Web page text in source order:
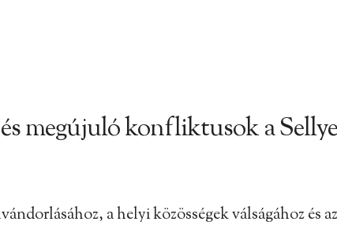
megújuló konfliktusok a
a helyi közösségek válságához és